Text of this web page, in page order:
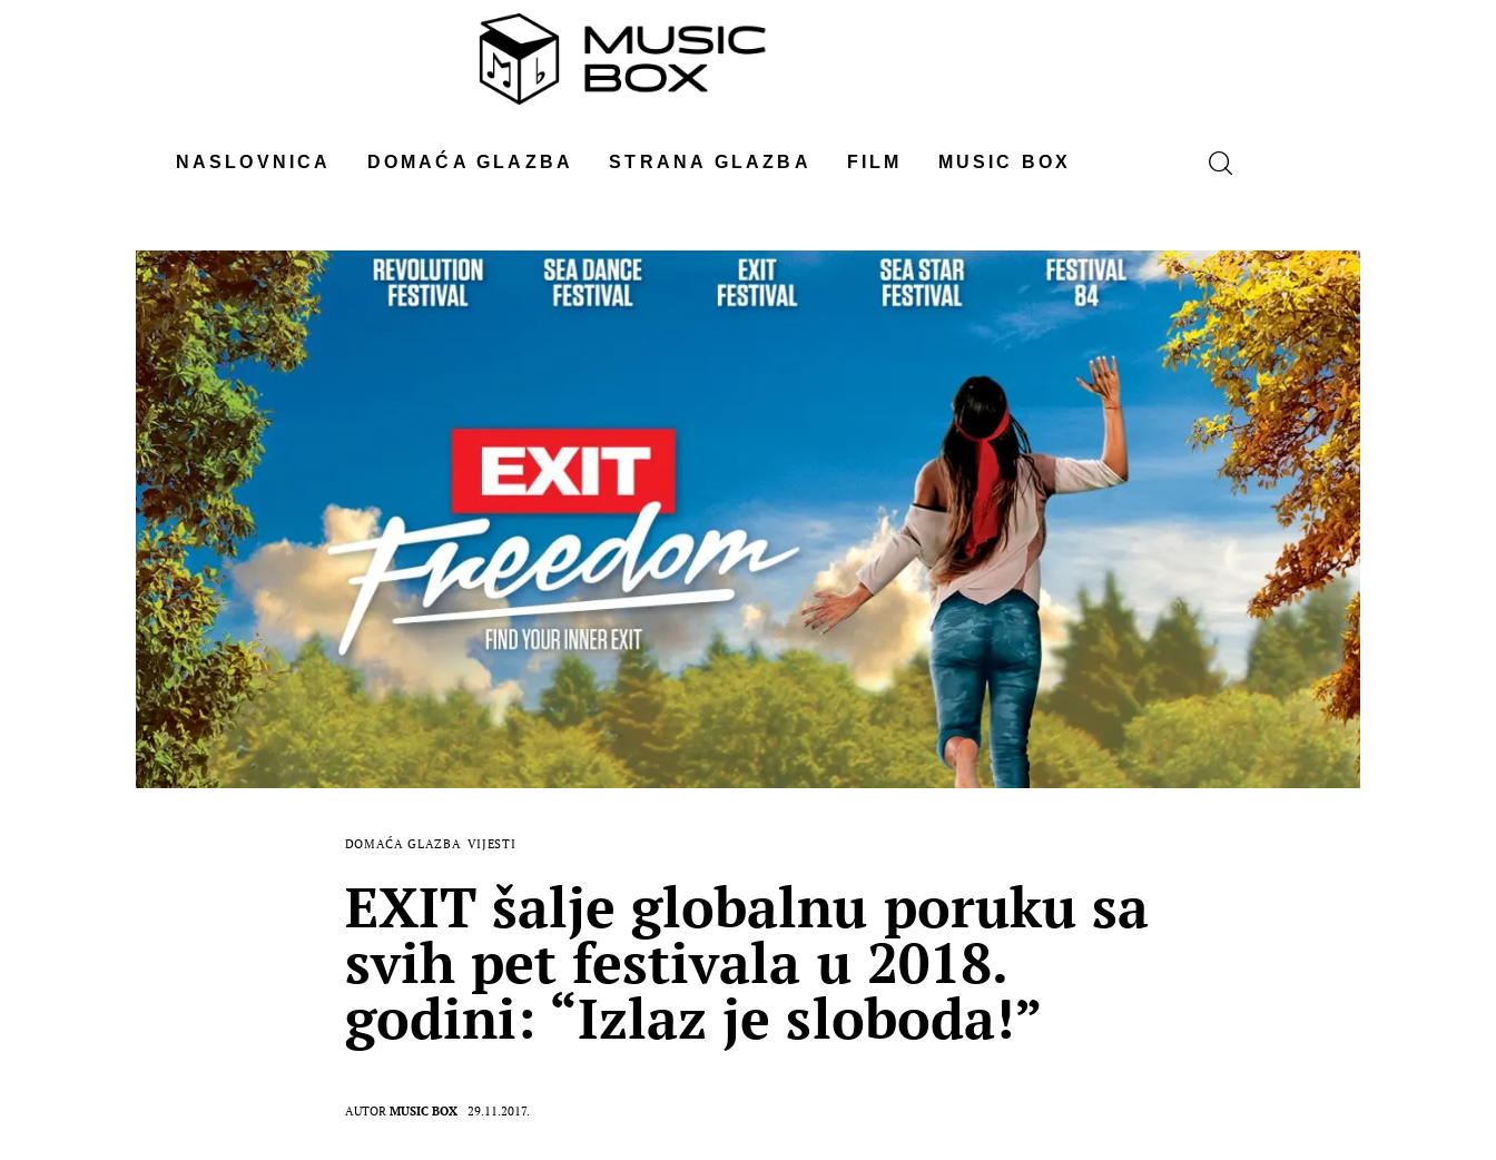
NASLOVNICA DOMAĆA GLAZBA STRANA GLAZBA FILM MUSIC BOX
DOMAĆA GLAZBA VIJESTI
EXIT šalje globalnu poruku sa
svih pet festivala u 2018.
godini: “Izlaz je sloboda!”
AUTOR MUSIC BOX 29.11.2017.